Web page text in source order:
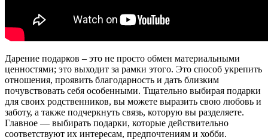
Дарение подарков – это не просто обмен материальными
ценностями; это выходит за рамки этого. Это способ укрепить
отношения, проявить благодарность и дать близким
почувствовать себя особенными. Тщательно выбирая подарки
для своих родственников, вы можете выразить свою любовь и
заботу, а также подчеркнуть связь, которую вы разделяете.
Главное — выбирать подарки, которые действительно
соответствуют их интересам, предпочтениям и хобби.